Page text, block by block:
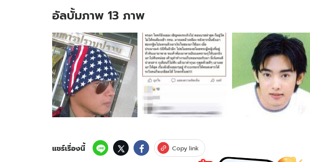
อัลบั้มภาพ 13 ภาพ
อัลบั้ม
ภาพ
13
ภาพ
ของ
เอ๊ะ
ยัง
ไง?
"ริว
แฉ
แชร์เรื่องนี้ Copy link